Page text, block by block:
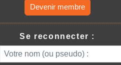
Devenir membre
Se reconnecter :